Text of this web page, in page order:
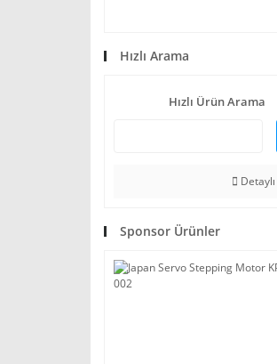
Hızlı Arama
Hızlı Ürün Arama
Sponsor Ürünler